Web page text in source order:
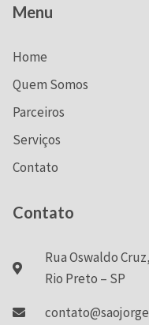
Menu
Home
Quem Somos
Parceiros
Serviços
Contato
Contato
Rua Oswaldo
Rio Preto – SP